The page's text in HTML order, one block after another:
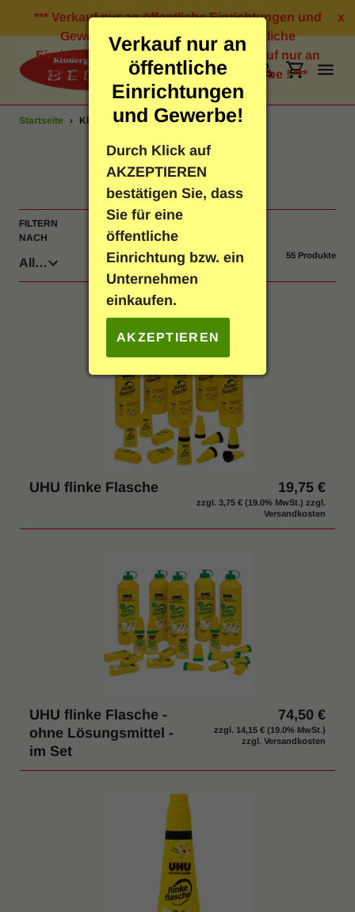
Verkauf nur an
öffentliche
Einrichtungen
und Gewerbe!
Durch Klick auf
AKZEPTIEREN
bestätigen Sie, dass
Sie für eine
öffentliche
Einrichtung bzw. ein
Unternehmen
einkaufen.
AKZEPTIEREN
Direkt
Inhalt
*** Verkauf nur an öffentliche Einrichtungen und
Gewerbe ! *** Verkauf nur an öffentliche
Einrichtungen und Gewerbe ! *** Verkauf nur an
öffentliche Einrichtungen und Gewerbe ! ***
x
SuchenEinloggen
Schreibwaren
Geschenkartikel
Spielen & Lernen
Indoor & Outdoor
Hygiene / Desinfektion
Startseite › Klebstoffe
S
a
m
m
l
u
n
:
Klebstoffe
FILTERN
NACH
SORTIEREN
NACH
55 Produkte
UHU flinke Flasche 19,75 €
zzgl. 3,75 € (19.0% MwSt.) zzgl.
Versandkosten
UHU flinke Flasche -
ohne Lösungsmittel -
im Set
74,50 €
zzgl. 14,15 € (19.0% MwSt.)
zzgl. Versandkosten